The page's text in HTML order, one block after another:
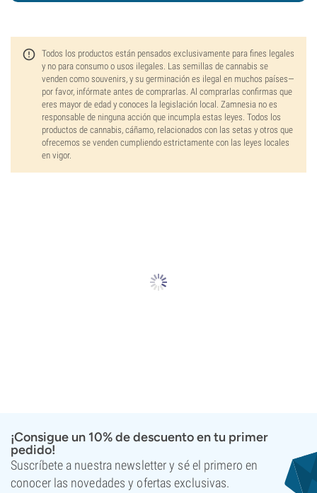
Todos los productos están pensados exclusivamente para fines legales
y no para consumo o usos ilegales. Las semillas de cannabis se
venden como souvenirs, y su germinación es ilegal en muchos países—
por favor, infórmate antes de comprarlas. Al comprarlas confirmas que
eres mayor de edad y conoces la legislación local. Zamnesia no es
responsable de ninguna acción que incumpla estas leyes. Todos los
productos de cannabis, cáñamo, relacionados con las setas y otros que
ofrecemos se venden cumpliendo estrictamente con las leyes locales
en vigor.
¡Consigue un 10% de descuento en tu primer
pedido!
Suscríbete a nuestra newsletter y sé el primero en
conocer las novedades y ofertas exclusivas.